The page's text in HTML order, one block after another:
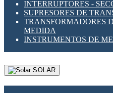
INTERRUPTORES -
SUPRESORES DE
TRANSFORMADORES
MEDIDA
INSTRUMENTOS DE
SOLAR